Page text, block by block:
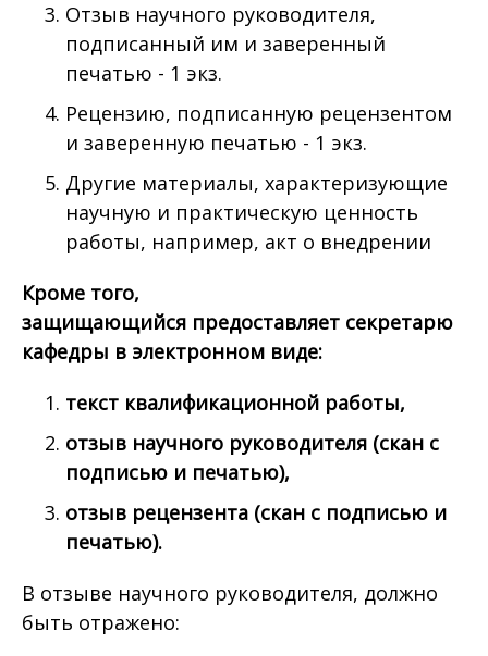
Отзыв научного руководителя,
подписанный им и заверенный
печатью - 1 экз.
Рецензию, подписанную рецензентом
и заверенную печатью - 1 экз.
Другие материалы, характеризующие
научную и практическую ценность
работы, например, акт о внедрении
​Кроме того,
защищающийся предоставляет секретарю
кафедры в электронном виде:
текст квалификационной работы,
​отзыв научного руководителя (скан с
подписью и печатью),
отзыв рецензента (скан с подписью и
печатью).
В отзыве научного руководителя, должно
быть отражено: